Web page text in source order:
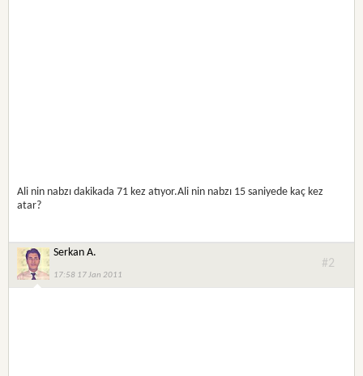
Ali nin nabzı dakikada 71 kez atıyor.Ali nin nabzı 15 saniyede kaç kez
atar?
Serkan A.
17:58 17 Jan 2011
#2